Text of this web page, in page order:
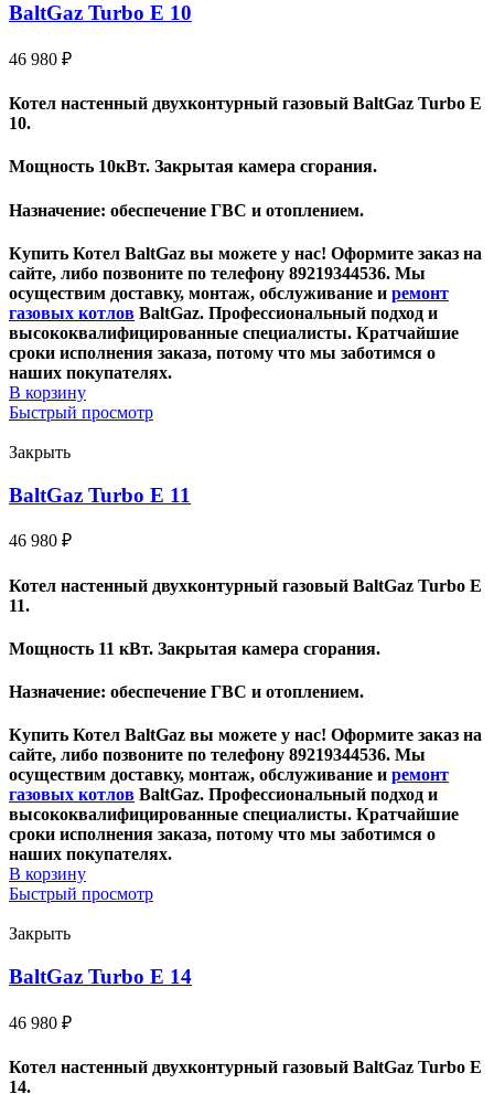
BaltGaz Turbo E 10
46 980 ₽
Котел настенный двухконтурный газовый BaltGaz Turbo E
10.
Мощность 10кВт. Закрытая камера сгорания.
Назначение: обеспечение ГВС и отоплением.
Купить Котел BaltGaz вы можете у нас! Оформите заказ на
сайте, либо позвоните по телефону 89219344536. Мы
осуществим доставку, монтаж, обслуживание и ремонт
газовых котлов BaltGaz. Профессиональный подход и
высококвалифицированные специалисты. Кратчайшие
сроки исполнения заказа, потому что мы заботимся о
наших покупателях.
В корзину
Быстрый просмотр
Закрыть
BaltGaz Turbo E 11
46 980 ₽
Котел настенный двухконтурный газовый BaltGaz Turbo E
11.
Мощность 11 кВт. Закрытая камера сгорания.
Назначение: обеспечение ГВС и отоплением.
Купить Котел BaltGaz вы можете у нас! Оформите заказ на
сайте, либо позвоните по телефону 89219344536. Мы
осуществим доставку, монтаж, обслуживание и ремонт
газовых котлов BaltGaz. Профессиональный подход и
высококвалифицированные специалисты. Кратчайшие
сроки исполнения заказа, потому что мы заботимся о
наших покупателях.
В корзину
Быстрый просмотр
Закрыть
BaltGaz Turbo E 14
46 980 ₽
Котел настенный двухконтурный газовый BaltGaz Turbo E
14.